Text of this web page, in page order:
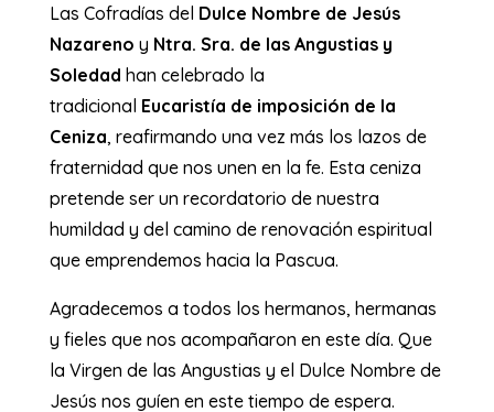
Las Cofradías del Dulce Nombre de Jesús
Nazareno y Ntra. Sra. de las Angustias y
Soledad han celebrado la
tradicional Eucaristía de imposición de la
Ceniza, reafirmando una vez más los lazos de
fraternidad que nos unen en la fe. Esta ceniza
pretende ser un recordatorio de nuestra
humildad y del camino de renovación espiritual
que emprendemos hacia la Pascua.
Agradecemos a todos los hermanos, hermanas
y fieles que nos acompañaron en este día. Que
la Virgen de las Angustias y el Dulce Nombre de
Jesús nos guíen en este tiempo de espera.